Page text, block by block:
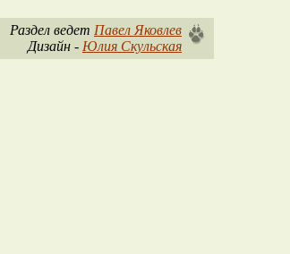
Раздел ведет Павел Яковлев
Дизайн - Юлия Скульская